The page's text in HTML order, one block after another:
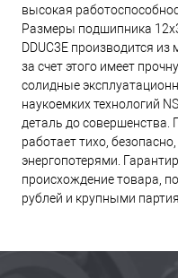
высокая
Размеры подшипника
DDUC3E производится
за счет этого имеет
солидные
наукоемких технологий
деталь до совершенства.
работает тихо,
энергопотерями.
происхождение товара,
рублей и крупными